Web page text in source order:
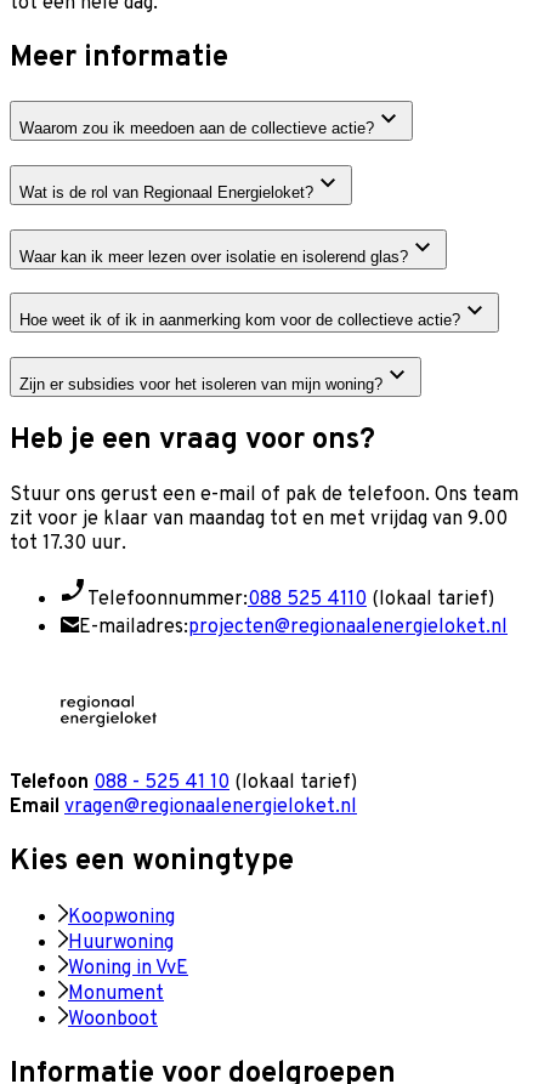
Meer informatie
Waarom zou ik meedoen aan de collectieve actie?
Wat is de rol van Regionaal Energieloket?
Waar kan ik meer lezen over isolatie en isolerend glas?
Hoe weet ik of ik in aanmerking kom voor de collectieve actie?
Zijn er subsidies voor het isoleren van mijn woning?
Heb je een vraag voor ons?
Stuur ons gerust een e-mail of pak de telefoon. Ons team
zit voor je klaar van maandag tot en met vrijdag van 9.00
tot 17.30 uur.
Telefoonnummer:088 525 4110 (lokaal tarief)
E-mailadres:projecten@regionaalenergieloket.nl
Telefoon 088 - 525 41 10 (lokaal tarief)
Email vragen@regionaalenergieloket.nl
Kies een woningtype
Koopwoning
Huurwoning
Woning in VvE
Monument
Woonboot
Informatie voor doelgroepen